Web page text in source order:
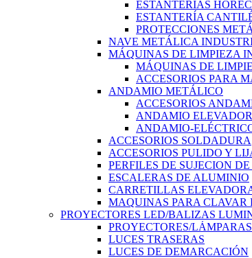
ESTANTERIAS
ESTANTERÍA
PROTECCIONES
NAVE METÁLICA
MÁQUINAS DE LIMPIEZA
MÁQUINAS DE
ACCESORIOS PARA
ANDAMIO METÁLICO
ACCESORIOS
ANDAMIO
ANDAMIO-
ACCESORIOS SOLDADURA
ACCESORIOS PULIDO Y
PERFILES DE SUJECION
ESCALERAS DE ALUMINIO
CARRETILLAS
MAQUINAS PARA CLAVAR
PROYECTORES LED/BALIZAS
PROYECTORES/
LUCES TRASERAS
LUCES DE DEMARCACIÓN